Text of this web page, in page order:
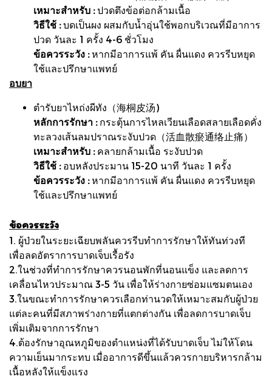
เหมาะสำหรับ :ปวดตึงข้อต่อกล้ามเนื้อ
วิธีใช้ :บดเป็นผง ผสมกับน้ำอุ่นใช้พอกบริเวณที่มีอาการ
ปวด วันละ 1 ครั้ง 4-6 ชั่วโมง
ข้อควรระวัง :หากมีอาการแพ้ คัน ผื่นแดง ควรรีบหยุด
ใช้และปรึกษาแพทย์
อบยา
ตำรับยาไหถ่งผีทัง（海桐皮汤)
หลักการรักษา :กระตุ้นการไหลเวียนเลือดสลายเลือดคั่ง
ทะลวงเส้นลมปราณระงับปวด（活血散瘀通络止痛）
เหมาะสำหรับ :คลายกล้ามเนื้อ ระงับปวด
วิธีใช้ :อบหลังประมาน 15-20 นาที วันละ 1 ครั้ง
ข้อควรระวัง :หากมีอาการแพ้ คัน ผื่นแดง ควรรีบหยุด
ใช้และปรึกษาแพทย์
ข้อควรระวัง
1. ผู้ป่วยในระยะเฉียบพลันควรรีบทำการรักษาให้ทันท่วงที
เพื่อลดอัตราการบาดเจ็บเรื้อรัง
2.ในช่วงที่ทำการรักษาควรนอนพักที่นอนแข็ง และลดการ
เคลื่อนไหวประมาณ 3-5 วัน เพื่อให้ร่างกายซ่อมแซมตนเอง
3.ในขณะทำการรักษาควรเลือกท่านวดให้เหมาะสมกับผู้ป่วย
แต่ละคนที่มีสภาพร่างกายที่แตกต่างกัน เพื่อลดการบาดเจ็บ
เพิ่มเติมจากการรักษา
4.ต้องรักษาอุณหภูมิของตำแหน่งที่ได้รับบาดเจ็บ ไม่ให้โดน
ความเย็นมากระทบ เมื่ออาการดีขึ้นแล้วควรกายบริหารกล้าม
เนื้อหลังให้แข็งแรง